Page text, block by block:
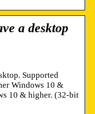
a desktop
Supported
Windows 10 &
10 & higher. (32-bit